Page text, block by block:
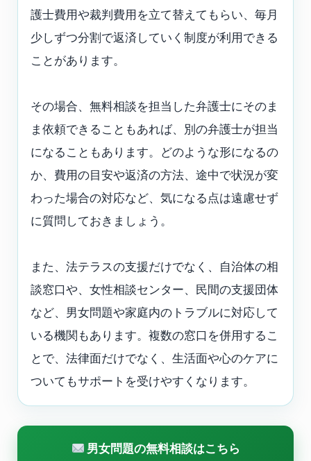
護士費用や裁判費用を立て替えてもらい、毎月
少しずつ分割で返済していく制度が利用できる
ことがあります。
その場合、無料相談を担当した弁護士にそのま
ま依頼できることもあれば、別の弁護士が担当
になることもあります。どのような形になるの
か、費用の目安や返済の方法、途中で状況が変
わった場合の対応など、気になる点は遠慮せず
に質問しておきましょう。
また、法テラスの支援だけでなく、自治体の相
談窓口や、女性相談センター、民間の支援団体
など、男女問題や家庭内のトラブルに対応して
いる機関もあります。複数の窓口を併用するこ
とで、法律面だけでなく、生活面や心のケアに
ついてもサポートを受けやすくなります。
男女問題の無料相談はこちら